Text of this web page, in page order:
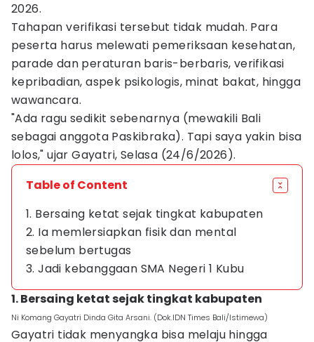
2026.
Tahapan verifikasi tersebut tidak mudah. Para
peserta harus melewati pemeriksaan kesehatan,
parade dan peraturan baris-berbaris, verifikasi
kepribadian, aspek psikologis, minat bakat, hingga
wawancara.
"Ada ragu sedikit sebenarnya (mewakili Bali
sebagai anggota Paskibraka). Tapi saya yakin bisa
lolos," ujar Gayatri, Selasa (24/6/2026).
Table of Content
1. Bersaing ketat sejak tingkat kabupaten
2. Ia memlersiapkan fisik dan mental
sebelum bertugas
3. Jadi kebanggaan SMA Negeri 1 Kubu
1. Bersaing ketat sejak tingkat kabupaten
Ni Komang Gayatri Dinda Gita Arsani. (Dok.IDN Times Bali/Istimewa)
Gayatri tidak menyangka bisa melaju hingga